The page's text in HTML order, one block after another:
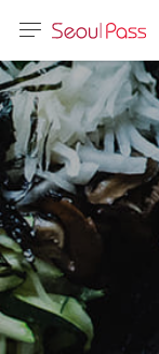
体)
文 (台灣)